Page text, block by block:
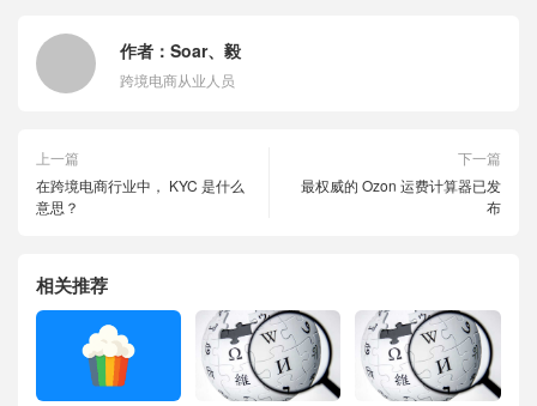
作者： Soar、毅
跨境电商从业人员
上一篇
在跨境电商行业中， KYC 是什么
意思？
下一篇
最权威的 Ozon 运费计算器已发
布
相关推荐